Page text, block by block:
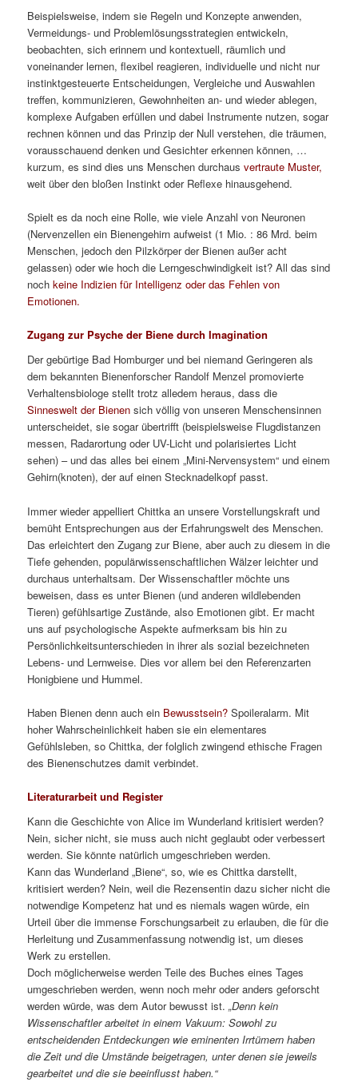
Beispielsweise, indem sie Regeln und Konzepte anwenden,
Vermeidungs- und Problemlösungsstrategien entwickeln,
beobachten, sich erinnern und kontextuell, räumlich und
voneinander lernen, flexibel reagieren, individuelle und nicht nur
instinktgesteuerte Entscheidungen, Vergleiche und Auswahlen
treffen, kommunizieren, Gewohnheiten an- und wieder ablegen,
komplexe Aufgaben erfüllen und dabei Instrumente nutzen, sogar
rechnen können und das Prinzip der Null verstehen, die träumen,
vorausschauend denken und Gesichter erkennen können, …
kurzum, es sind dies uns Menschen durchausvertraute Muster,
weit über den bloßen Instinkt oder Reflexe hinausgehend.
Spielt es da noch eine Rolle, wie viele Anzahl von Neuronen
(Nervenzellen ein Bienengehirn aufweist (1 Mio. : 86 Mrd. beim
Menschen, jedoch den Pilzkörper der Bienen außer acht
gelassen) oder wie hoch die Lerngeschwindigkeit ist? All das sind
nochkeine Indizien für Intelligenz oder das Fehlen von
Emotionen.
Zugang zur Psyche der Biene durch Imagination
Der gebürtige Bad Homburger und bei niemand Geringeren als
dem bekannten Bienenforscher Randolf Menzel promovierte
Verhaltensbiologe stellt trotz alledem heraus, dass die
Sinneswelt der Bienen sich völlig von unseren Menschensinnen
unterscheidet, sie sogar übertrifft (beispielsweise Flugdistanzen
messen, Radarortung oder UV-Licht und polarisiertes Licht
sehen) – und das alles bei einem „Mini-Nervensystem“ und einem
Gehirn(knoten), der auf einen Stecknadelkopf passt.
Immer wieder appelliert Chittka an unsere Vorstellungskraft und
bemüht Entsprechungen aus der Erfahrungswelt des Menschen.
Das erleichtert den Zugang zur Biene, aber auch zu diesem in die
Tiefe gehenden, populärwissenschaftlichen Wälzer leichter und
durchaus unterhaltsam. Der Wissenschaftler möchte uns
beweisen, dass es unter Bienen (und anderen wildlebenden
Tieren) gefühlsartige Zustände, also Emotionen gibt. Er macht
uns auf psychologische Aspekte aufmerksam bis hin zu
Persönlichkeitsunterschieden in ihrer als sozial bezeichneten
Lebens- und Lernweise. Dies vor allem bei den Referenzarten
Honigbiene und Hummel.
Haben Bienen denn auch ein Bewusstsein? Spoileralarm. Mit
hoher Wahrscheinlichkeit haben sie ein elementares
Gefühlsleben, so Chittka, der folglich zwingend ethische Fragen
des Bienenschutzes damit verbindet.
Literaturarbeit und Register
Kann die Geschichte von Alice im Wunderland kritisiert werden?
Nein, sicher nicht, sie muss auch nicht geglaubt oder verbessert
werden. Sie könnte natürlich umgeschrieben werden.
Kann das Wunderland „Biene“, so, wie es Chittka darstellt,
kritisiert werden? Nein, weil die Rezensentin dazu sicher nicht die
notwendige Kompetenz hat und es niemals wagen würde, ein
Urteil über die immense Forschungsarbeit zu erlauben, die für die
Herleitung und Zusammenfassung notwendig ist, um dieses
Werk zu erstellen.
Doch möglicherweise werden Teile des Buches eines Tages
umgeschrieben werden, wenn noch mehr oder anders geforscht
werden würde, was dem Autor bewusst ist.„Denn kein
Wissenschaftler arbeitet in einem Vakuum: Sowohl zu
entscheidenden Entdeckungen wie eminenten Irrtümern haben
die Zeit und die Umstände beigetragen, unter denen sie jeweils
gearbeitet und die sie beeinflusst haben.“